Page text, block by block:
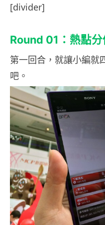
[divider]
Round 01：熱點
第一回合，就讓小編就
吧。